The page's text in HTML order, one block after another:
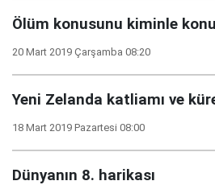
Ölüm konusunu kiminle
20 Mart 2019 Çarşamba 08:20
Yeni Zelanda katliamı ve
18 Mart 2019 Pazartesi 08:00
Dünyanın 8. harikası